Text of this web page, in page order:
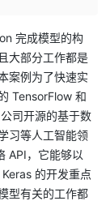
完成模型的构
大部分工作都是
案例为了快速实
TensorFlow 和
司开源的基于数
习等人工智能领
API，它能够以
的开发重点
型有关的工作都